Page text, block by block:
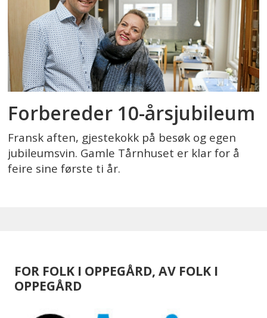
Forbereder 10-årsjubileum
Fransk aften, gjestekokk på besøk og egen
jubileumsvin. Gamle Tårnhuset er klar for å
feire sine første ti år.
FOR FOLK I OPPEGÅRD, AV FOLK I
OPPEGÅRD